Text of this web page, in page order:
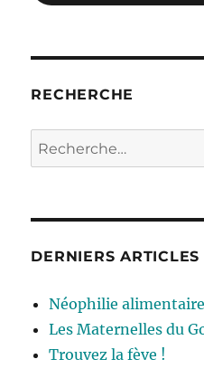
RECHERCHE
Recherche
pour :
DERNIERS ARTICLES
Néophilie
Les Maternelles du
Trouvez la fève !